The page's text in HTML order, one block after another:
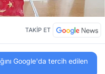
TAKİP ET
Google'da tercih edilen